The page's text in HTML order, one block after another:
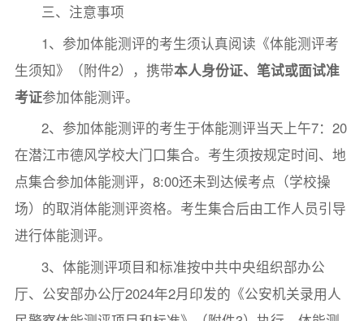
三、注意事项
1、参加体能测评的考生须认真阅读《体能测评考
生须知》（附件2），携带本人身份证、笔试或面试准
考证参加体能测评。
2、参加体能测评的考生于体能测评当天上午7：20
在潜江市德风学校大门口集合。考生须按规定时间、地
点集合参加体能测评，8:00还未到达候考点（学校操
场）的取消体能测评资格。考生集合后由工作人员引导
进行体能测评。
3、体能测评项目和标准按中共中央组织部办公
厅、公安部办公厅2024年2月印发的《公安机关录用人